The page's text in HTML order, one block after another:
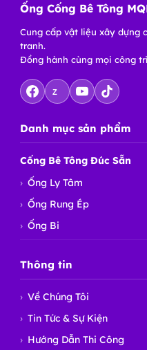
Ống Cống Bê Tông
Cung cấp vật liệu xây dựng
tranh.
Đồng hành cùng mọi công
Z
Danh mục sản phẩm
Cống Bê Tông Đúc Sẵn
Ống Ly Tâm
Ống Rung Ép
Ống Bi
Thông tin
Về Chúng Tôi
Tin Tức & Sự Kiện
Hướng Dẫn Thi Công